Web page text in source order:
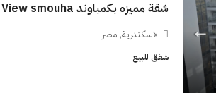
شقة مميزه بكمباوند 194m Grand View smouha
الاسكندرية, مصر
شقق للبيع